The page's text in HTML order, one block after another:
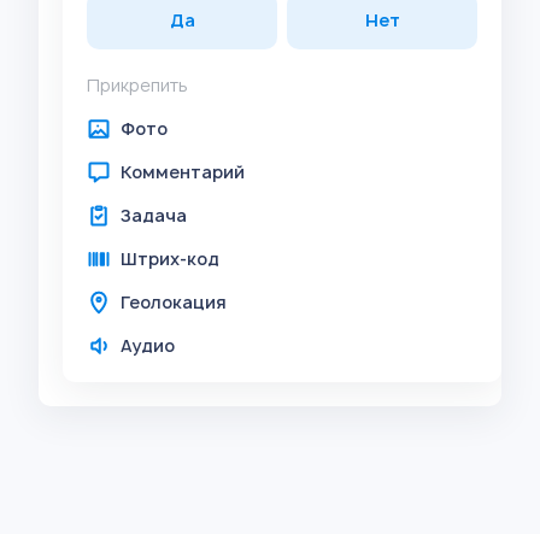
Да Нет
Прикрепить
Фото
Комментарий
Задача
Штрих-код
Геолокация
Аудио